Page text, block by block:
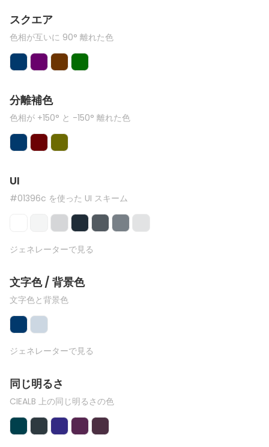
スクエア
色相が互いに 90° 離れた色
分離補色
色相が +150° と -150° 離れた色
UI
#01396c を使った UI スキーム
ジェネレーターで見る
文字色 / 背景色
文字色と背景色
ジェネレーターで見る
同じ明るさ
CIEALB 上の同じ明るさの色